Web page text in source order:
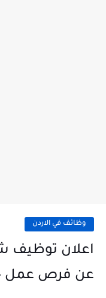
وظائف في الاردن
اعلان توظيف
عن فرص عمل